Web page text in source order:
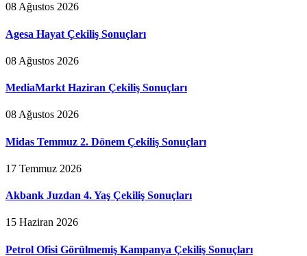
08 Ağustos 2026
Agesa Hayat Çekiliş Sonuçları
08 Ağustos 2026
MediaMarkt Haziran Çekiliş Sonuçları
08 Ağustos 2026
Midas Temmuz 2. Dönem Çekiliş Sonuçları
17 Temmuz 2026
Akbank Juzdan 4. Yaş Çekiliş Sonuçları
15 Haziran 2026
Petrol Ofisi Görülmemiş Kampanya Çekiliş Sonuçları